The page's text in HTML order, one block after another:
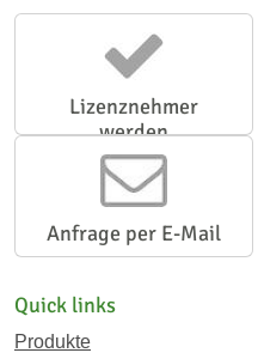
Lizenznehmer
werden
Anfrage per E-Mail
Quick links
Produkte